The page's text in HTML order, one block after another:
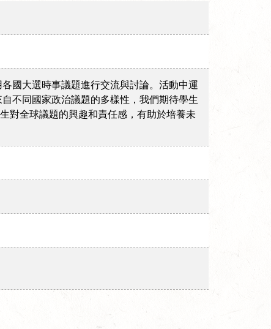
國大選時事議題進行交流與討論。活動中運
不同國家政治議題的多樣性，我們期待學生
對全球議題的興趣和責任感，有助於培養未